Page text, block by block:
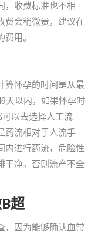
，收费标准也不相
费会稍微贵，建议在
用。
算怀孕的时间是从最
天以内，如果怀孕时
以去选择人工流
药流相对于人流手
内进行药流，危险性
干净，否则流产不全
超
，因为能够确认血常